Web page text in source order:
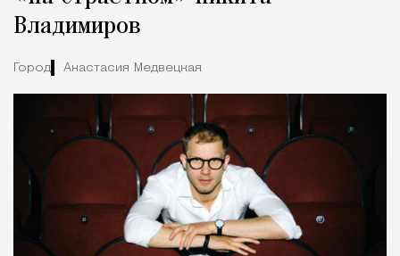
Владимиров
Город Анастасия Медвецкая